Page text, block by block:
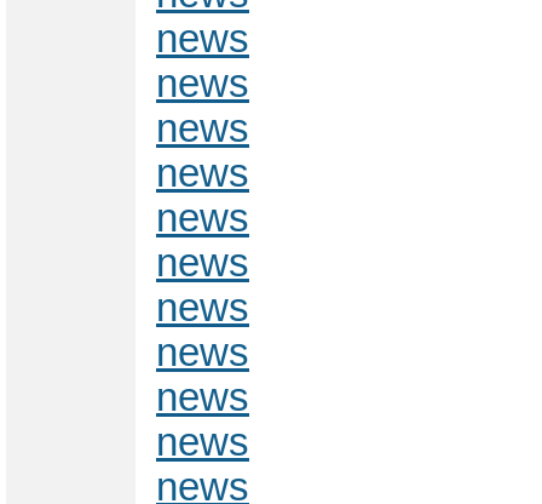
news
news
news
news
news
news
news
news
news
news
news